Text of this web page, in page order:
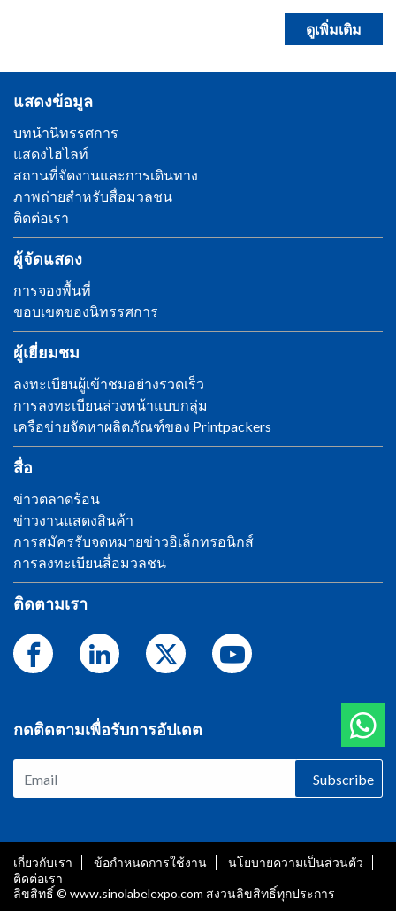
ดูเพิ่มเติม
แสดงข้อมูล
บทนำนิทรรศการ
แสดงไฮไลท์
สถานที่จัดงานและการเดินทาง
ภาพถ่ายสำหรับสื่อมวลชน
ติดต่อเรา
ผู้จัดแสดง
การจองพื้นที่
ขอบเขตของนิทรรศการ
ผู้เยี่ยมชม
ลงทะเบียนผู้เข้าชมอย่างรวดเร็ว
การลงทะเบียนล่วงหน้าแบบกลุ่ม
เครือข่ายจัดหาผลิตภัณฑ์ของ Printpackers
สื่อ
ข่าวตลาดร้อน
ข่าวงานแสดงสินค้า
การสมัครรับจดหมายข่าวอิเล็กทรอนิกส์
การลงทะเบียนสื่อมวลชน
ติดตามเรา
กดติดตามเพื่อรับการอัปเดต
Subscribe
เกี่ยวกับเรา ข้อกำหนดการใช้งาน
นโยบายความเป็นส่วนตัว
ติดต่อเรา
ลิขสิทธิ์ © www.sinolabelexpo.com สงวนลิขสิทธิ์ทุกประการ